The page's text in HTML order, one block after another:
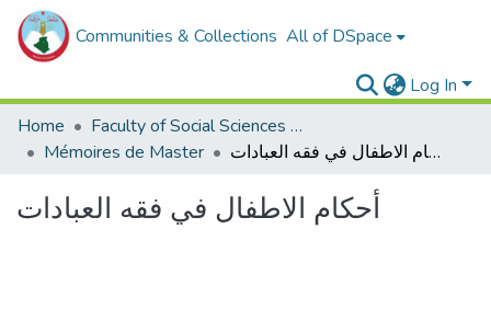
Communities & Collections All of DSpace
Log In
Home
Faculty of Social Sciences and Humanities
Mémoires de Master
أحكام الاطفال في فقه العبادات
أحكام الاطفال في فقه العبادات